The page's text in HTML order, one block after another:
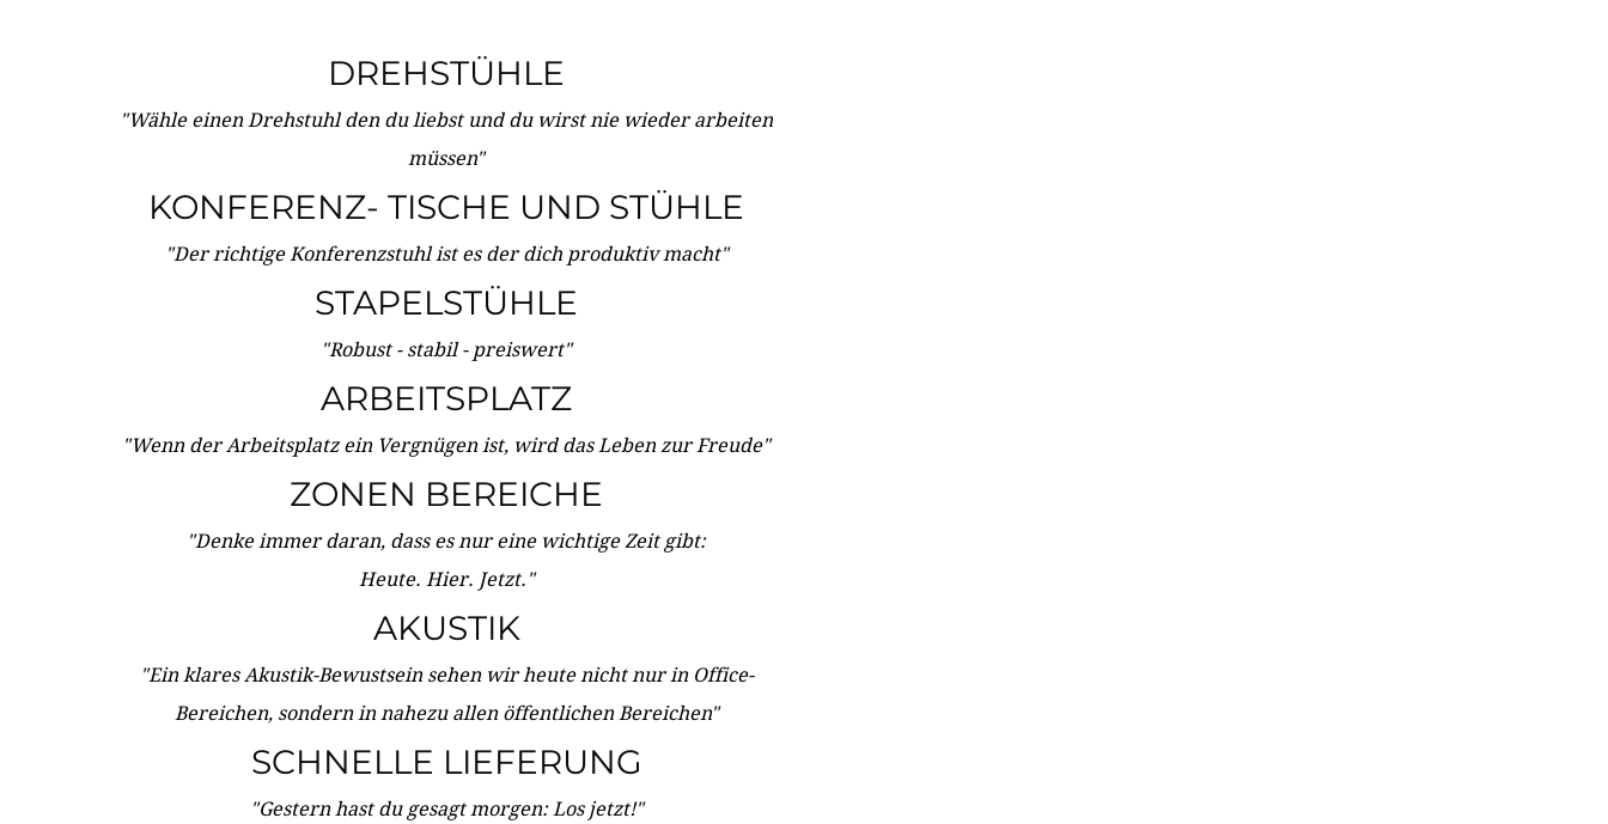
DREHSTÜHLE
"Wähle einen Drehstuhl den du liebst und du wirst nie wieder arbeiten
müssen"
KONFERENZ- TISCHE UND STÜHLE
"Der richtige Konferenzstuhl ist es der dich produktiv macht"
STAPELSTÜHLE
"Robust - stabil - preiswert"
ARBEITSPLATZ
"Wenn der Arbeitsplatz ein Vergnügen ist, wird das Leben zur Freude"
ZONEN BEREICHE
"Denke immer daran, dass es nur eine wichtige Zeit gibt:
Heute. Hier. Jetzt."
AKUSTIK
"Ein klares Akustik-Bewustsein sehen wir heute nicht nur in Office-
Bereichen, sondern in nahezu allen öffentlichen Bereichen"
SCHNELLE LIEFERUNG
"Gestern hast du gesagt morgen: Los jetzt!"